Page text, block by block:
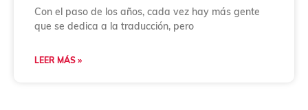
Con el paso de los años, cada vez hay más gente
que se dedica a la traducción, pero
LEER MÁS »